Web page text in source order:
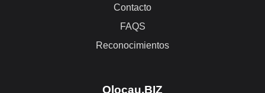
Contacto
FAQS
Reconocimientos
Olocau.BIZ